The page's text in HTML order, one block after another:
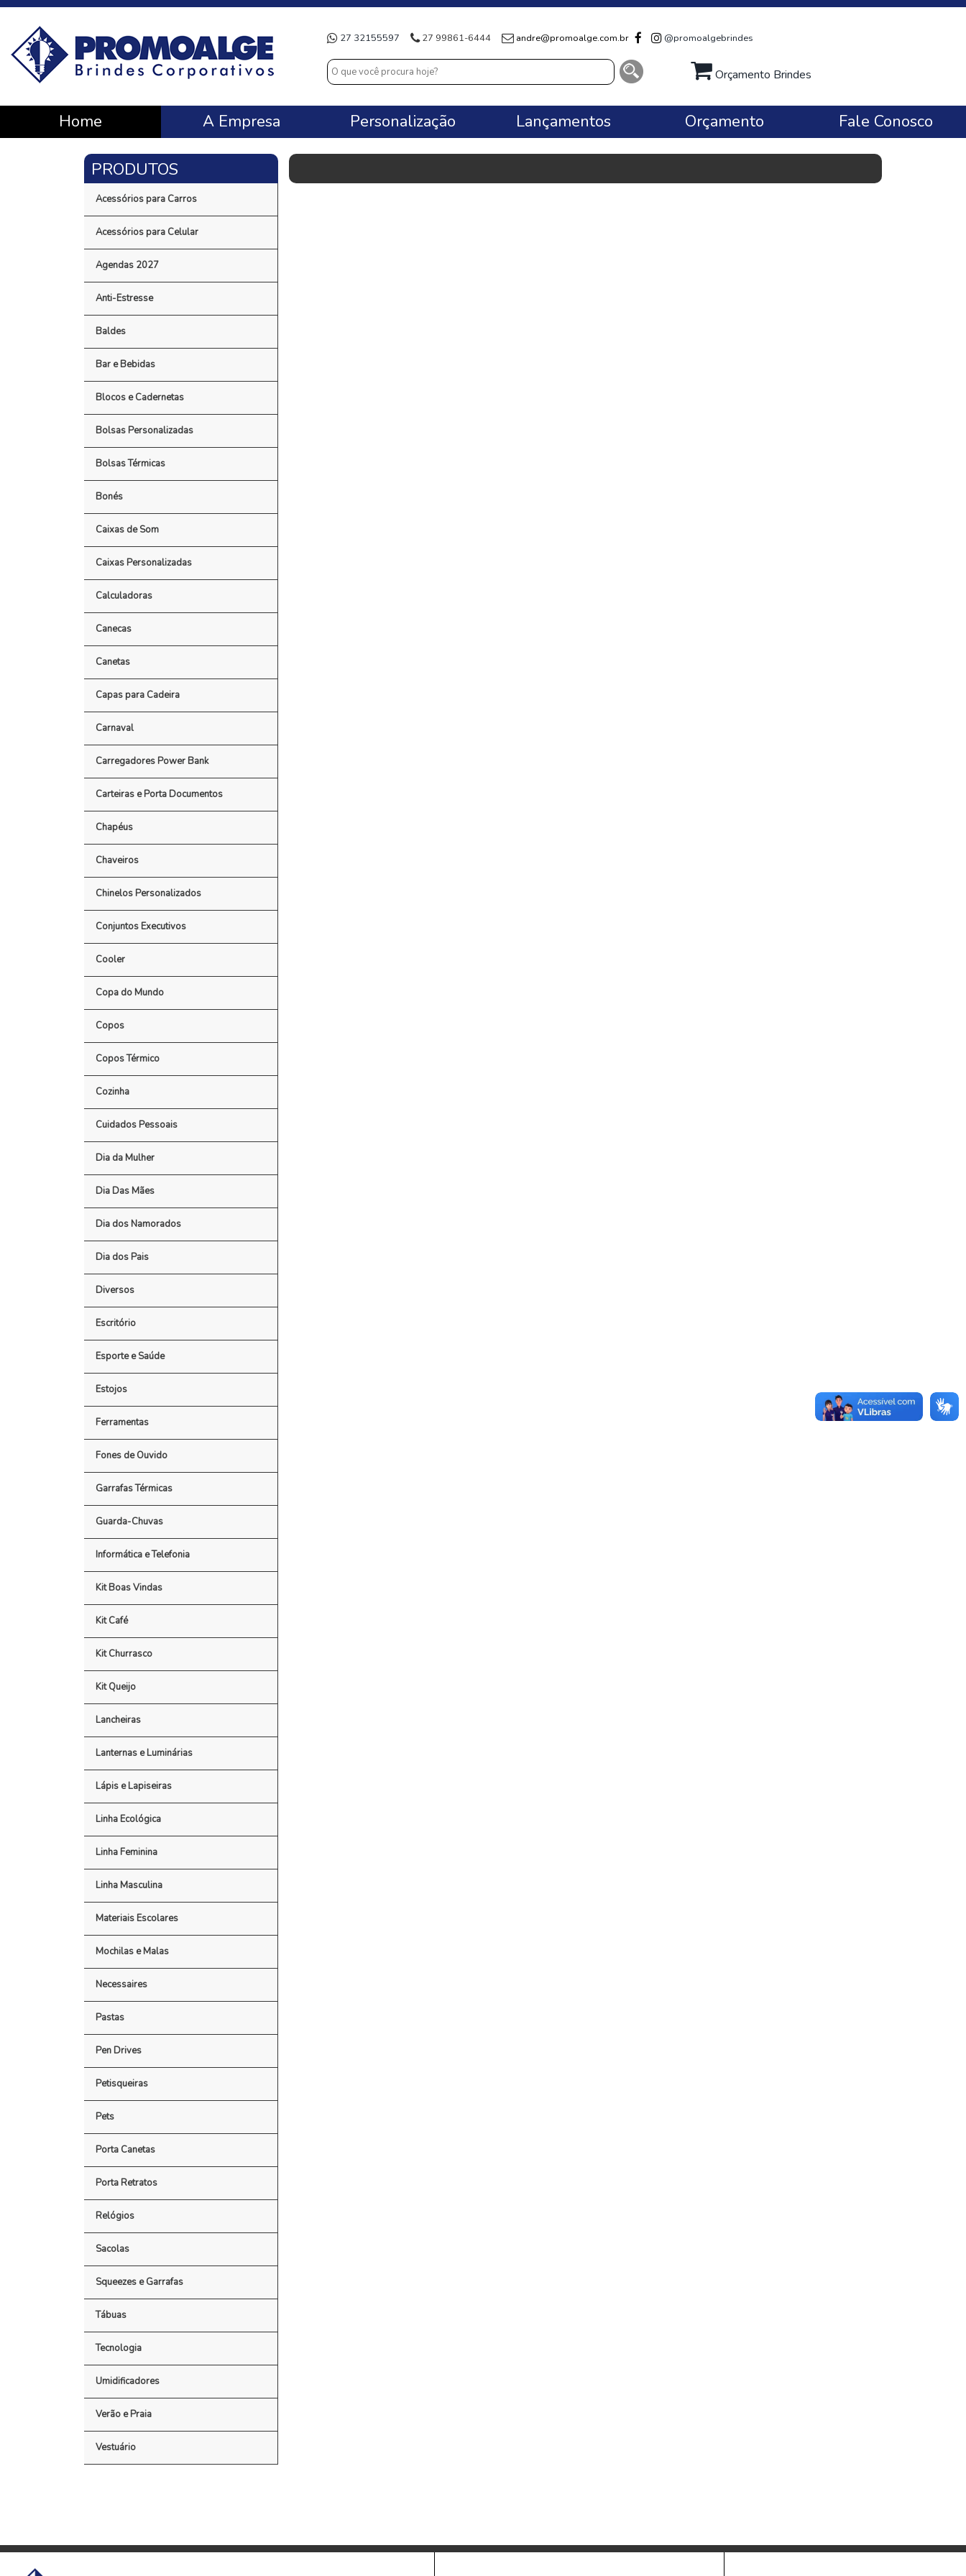
27 32155597 27 99861-6444 andre@promoalge.com.br @promoalgebrindes
Orçamento Brindes
Home A Empresa Personalização Lançamentos Orçamento Fale Conosco
Acessórios para Carros
Acessórios para Celular
Agendas 2027
Anti-Estresse
Baldes
Bar e Bebidas
Blocos e Cadernetas
Bolsas Personalizadas
Bolsas Térmicas
Bonés
Caixas de Som
Caixas Personalizadas
Calculadoras
Canecas
Canetas
Capas para Cadeira
Carnaval
Carregadores Power Bank
Carteiras e Porta Documentos
Chapéus
Chaveiros
Chinelos Personalizados
Conjuntos Executivos
Cooler
Copa do Mundo
Copos
Copos Térmico
Cozinha
Cuidados Pessoais
Dia da Mulher
Dia Das Mães
Dia dos Namorados
Dia dos Pais
Diversos
Escritório
Esporte e Saúde
Estojos
Ferramentas
Fones de Ouvido
Garrafas Térmicas
Guarda-Chuvas
Informática e Telefonia
Kit Boas Vindas
Kit Café
Kit Churrasco
Kit Queijo
Lancheiras
Lanternas e Luminárias
Lápis e Lapiseiras
Linha Ecológica
Linha Feminina
Linha Masculina
Materiais Escolares
Mochilas e Malas
Necessaires
Pastas
Pen Drives
Petisqueiras
Pets
Porta Canetas
Porta Retratos
Relógios
Sacolas
Squeezes e Garrafas
Tábuas
Tecnologia
Umidificadores
Verão e Praia
Vestuário